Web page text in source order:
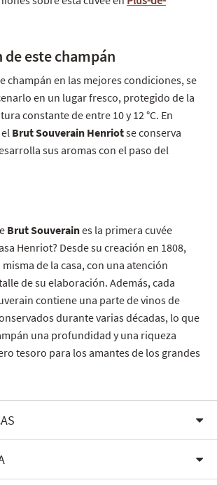
de este champán
champán en las mejores condiciones, se
en un lugar fresco, protegido de la
constante de entre 10 y 12 °C. En
Brut Souverain Henriotse conserva
sus aromas con el paso del
Brut Souveraines la primera cuvée
Henriot? Desde su creación en 1808,
de la casa, con una atención
de su elaboración. Además, cada
contiene una parte de vinos de
durante varias décadas, lo que
una profundidad y una riqueza
tesoro para los amantes de los grandes